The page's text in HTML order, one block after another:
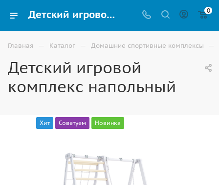
Детский игровой комплекс напольный для детей купить в Астрахани 0
Главная — Каталог — Домашние спортивные комплексы —
Детский игровой
комплекс напольный
Хит Советуем Новинка